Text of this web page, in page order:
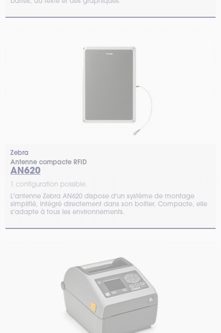
Zebra
Antenne compacte RFID
AN620
1 configuration possible.
L'antenne Zebra AN620 dispose d'un système de montage
simplifié, intégré directement dans son boitier. Compacte, elle
s'adapte à tous les environnements.